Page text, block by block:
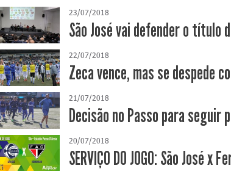
23/07/2018
São José vai defender o título
22/07/2018
Zeca vence, mas se despede
21/07/2018
Decisão no Passo para seguir
20/07/2018
SERVIÇO DO JOGO: São José x